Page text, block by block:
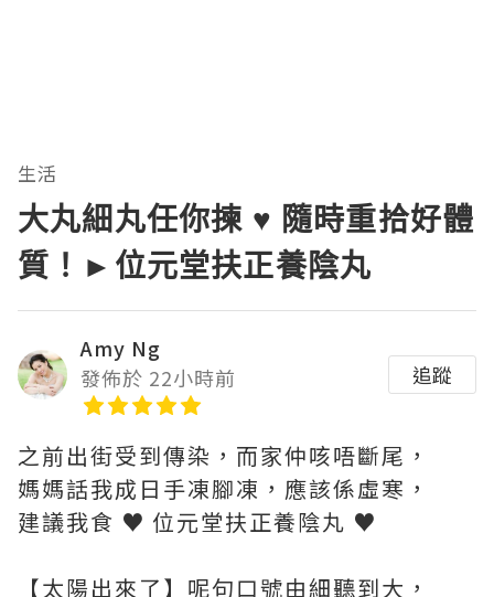
生活
大丸細丸任你揀 ♥ 隨時重拾好體
質！►位元堂扶正養陰丸
Amy Ng
發佈於 22小時前
追蹤
之前出街受到傳染，而家仲咳唔斷尾，
媽媽話我成日手凍腳凍，應該係虛寒，
建議我食 ♥ 位元堂扶正養陰丸 ♥
【太陽出來了】呢句口號由細聽到大，